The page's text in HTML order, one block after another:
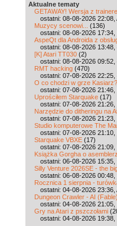
Aktualne tematy
GETAWAY! Wersja z
ostatni: 08-08-2026 22:08,
Muzycy scenowi...
(136)
ostatni: 08-08-2026
AspeQt dla Androida z
ostatni: 08-08-2026 13:48,
[K] Atari TT030 (2)
ostatni: 08-08-2026 09:52,
RMT hacking (470)
ostatni: 07-08-2026
O co chodzi w grze Kasiarz?
ostatni: 07-08-2026 21:46,
Uprościłem Starquake (17)
ostatni: 07-08-2026 21:26,
Narzędzie do ditheringu na
ostatni: 07-08-2026 21:23,
Studio komputerowe The
ostatni: 07-08-2026 21:10,
Starquake VBXE (17)
ostatni: 07-08-2026 21:09,
Książka Gorgha o
ostatni: 06-08-2026 15:35,
Silly Venture 2026SE - the
ostatni: 06-08-2026 00:48,
Rocznica 1 sierpnia -
ostatni: 04-08-2026 23:36,
Dungeon Crawler - AI (Fable)
ostatni: 04-08-2026 21:05,
Gry na Atari z pszczołami
ostatni: 04-08-2026 19:38,